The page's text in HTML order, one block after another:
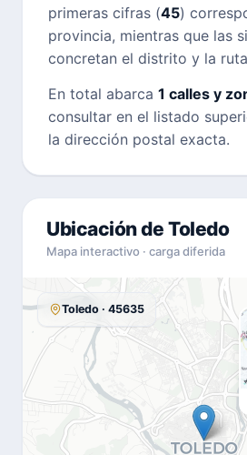
primeras cifras (45)
provincia, mientras que las
concretan el distrito y la
En total abarca 1 calles y
consultar en el listado
la dirección postal exacta.
Ubicación de Toledo
Mapa interactivo · carga diferida
Toledo · 45635